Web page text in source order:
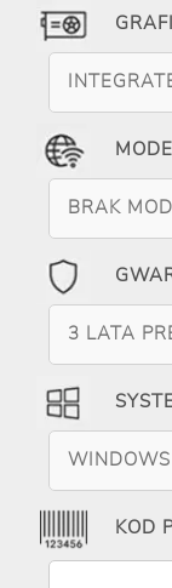
BRAK
3 LATA
KOD